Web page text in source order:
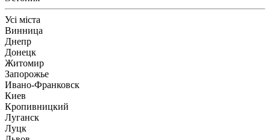
Усі міста
Винница
Днепр
Донецк
Житомир
Запорожье
Ивано-Франковск
Киев
Кропивницкий
Луганск
Луцк